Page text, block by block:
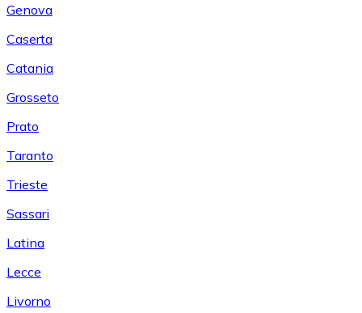
Genova
Caserta
Catania
Grosseto
Prato
Taranto
Trieste
Sassari
Latina
Lecce
Livorno